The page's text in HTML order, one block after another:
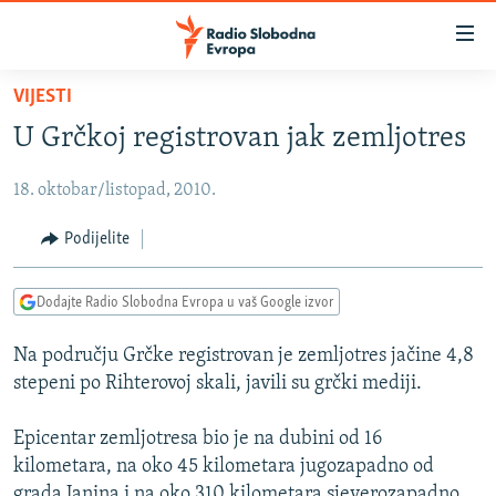
Pređite
glavni
Pređite
Pređite
pretragu
BOSNA I HERCEGOVINA
SRBIJA
KOSOVO
VIZUELNO
VIDEO
FOTOGALERIJE
INFOGRAFIKE
PODCASTI
RAT U UKRAJINI
KINA NA BALKANU
RSE PRIČE IZ SVIJETA
VIJESTI
U Grčkoj registrovan jak zemljotres
18. oktobar/listopad, 2010.
Podijelite
Dodajte Radio Slobodna Evropa u vaš Google izvor
Na području Grčke registrovan je zemljotres jačine 4,8
stepeni po Rihterovoj skali, javili su grčki mediji.
Epicentar zemljotresa bio je na dubini od 16
kilometara, na oko 45 kilometara jugozapadno od